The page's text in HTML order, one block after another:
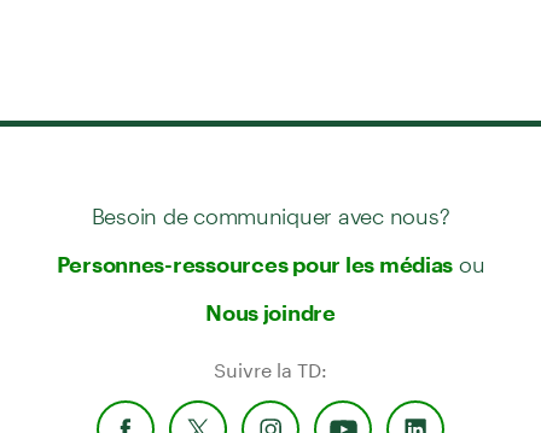
Besoin de communiquer avec nous?
Personnes-ressources pour les médias ou
Nous joindre
Suivre la TD: